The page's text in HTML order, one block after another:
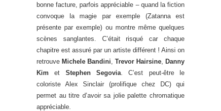
bonne facture, parfois appréciable – quand la fiction
convoque la magie par exemple (Zatanna est
présente par exemple) ou montre même quelques
scènes sanglantes. C’était risqué car chaque
chapitre est assuré par un artiste différent ! Ainsi on
retrouve Michele Bandini Trevor Hairsine Danny
Kim et Stephen Segovia . C’est peut-être le
coloriste Alex Sinclair (prolifique chez DC) qui
permet au titre d’avoir sa jolie palette chromatique
appréciable.